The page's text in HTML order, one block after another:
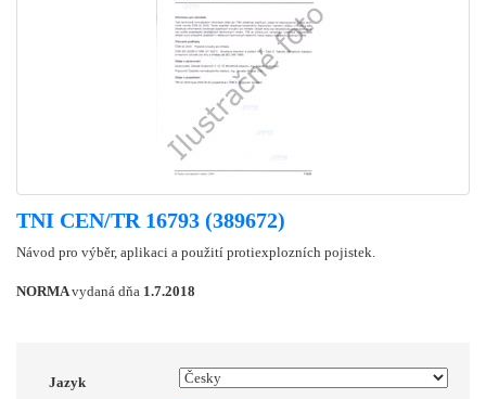
TNI CEN/TR 16793 (389672)
Návod pro výběr, aplikaci a použití protiexplozních pojistek.
NORMAvydaná dňa 1.7.2018
Jazyk